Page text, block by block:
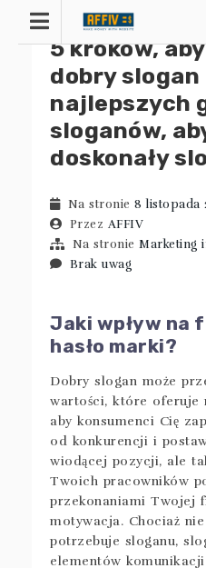
Przejdź
do
treści5 kroków,
dobry slogan
najlepszych
sloganów,
doskonały
Na stronie 8 listopada
Przez AFFIV
Na stronie Marketing
Brak uwag
Jaki wpływ na
hasło marki?
Dobry slogan może
wartości, które oferuje
aby konsumenci Cię
od konkurencji i
wiodącej pozycji, ale
Twoich pracowników
przekonaniami Twojej
motywacja. Chociaż
potrzebuje sloganu,
elementów